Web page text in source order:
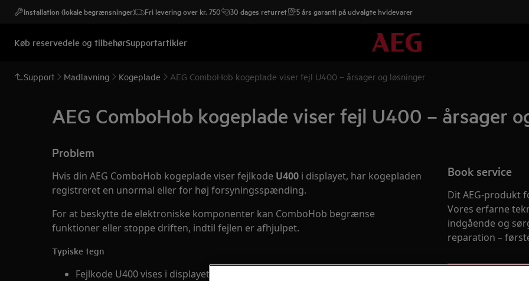
Installation (lokale begrænsninger) Fri levering over kr. 750 30 dages returret 5 års garanti på udvalgte hvidevarer
Køb reservedele og tilbehørSupportartikler
Support Madlavning Kogeplade AEG ComboHob kogeplade viser fejl U400 – årsager og løsninger
AEG ComboHob kogeplade viser fejl U400 – årsager
Problem
Hvis din AEG ComboHob kogeplade viser fejlkode U400 i displayet, har kogepladen
registreret en unormal eller for høj forsyningsspænding.
For at beskytte de elektroniske komponenter kan ComboHob begrænse
funktioner eller stoppe driften, indtil fejlen er afhjulpet.
Typiske tegn
Fejlkode U400 vises i displayet
Book service
Dit AEG-produkt
Vores erfarne
indgående og
reparation –